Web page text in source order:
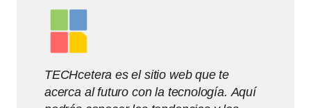
TECHcetera es el sitio web que te
acerca al futuro con la tecnología. Aquí